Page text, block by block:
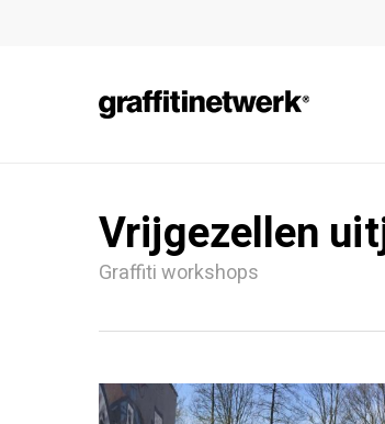
Vrijgezellen
Graffiti workshops